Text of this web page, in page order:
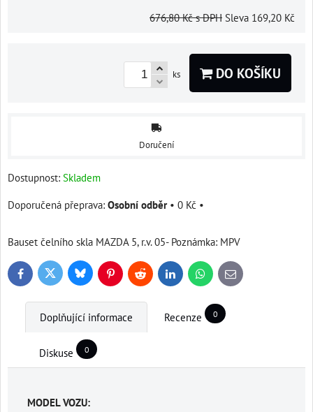
676,80 Kč s DPH Sleva 169,20 Kč
ks DO KOŠÍKU
Doručení
Dostupnost: Skladem
Osobní odběr • 0 Kč •
Bauset čelního skla MAZDA 5, r.v. 05- Poznámka: MPV
FacebookTwitter BlueskyPinterestReddit LinkedInWhatsApp
E-
mail
Doplňující informace Recenze 0
Diskuse 0
MODEL VOZU: